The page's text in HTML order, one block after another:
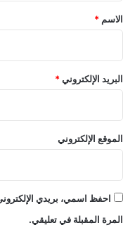
*
الاسم *
البريد الإلكتروني*
الموقع الإلكتروني
احفظ اسمي، بريدي
المرة المقبلة في تعليقي.